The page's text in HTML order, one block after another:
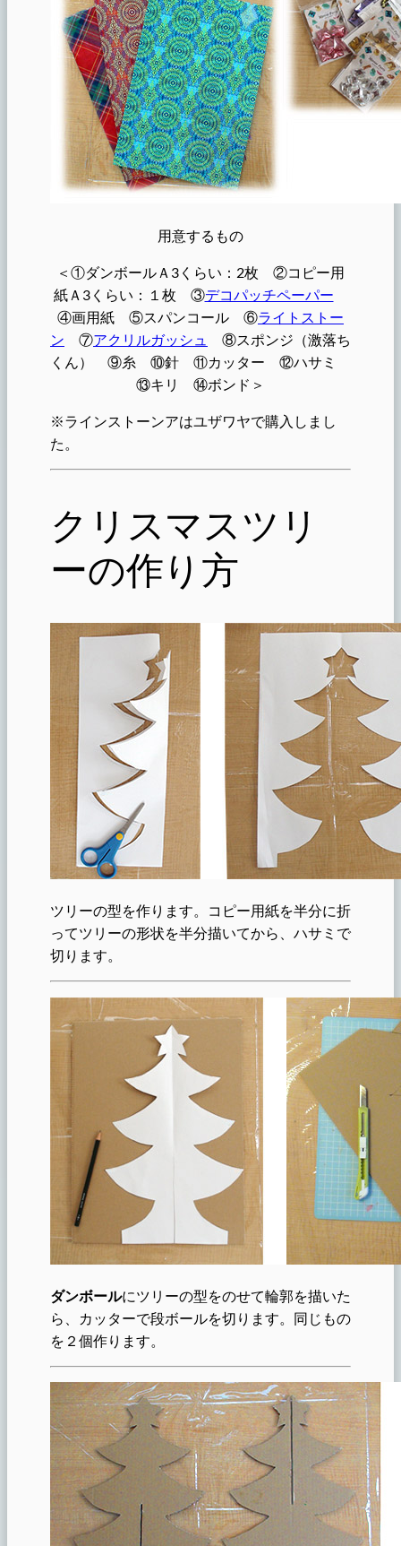
用意するもの
＜①ダンボールＡ3くらい：2枚 ②コピー用
紙Ａ3くらい：１枚 ③デコパッチペーパー
④画用紙 ⑤スパンコール ⑥ライトストー
ン ⑦アクリルガッシュ
⑧スポンジ（激落ち
くん） ⑨糸 ⑩針 ⑪カッター ⑫ハサミ
⑬キリ ⑭ボンド＞
※ラインストーンアはユザワヤで購入しまし
た。
クリスマスツリ
ーの作り方
ツリーの型を作ります。コピー用紙を半分に折
ってツリーの形状を半分描いてから、ハサミで
切ります。
ダンボールにツリーの型をのせて輪郭を描いた
ら、カッターで段ボールを切ります。同じもの
を２個作ります。